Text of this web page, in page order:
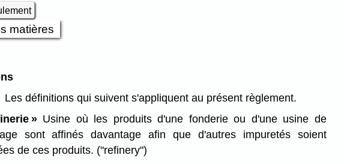
matières
Les définitions qui suivent s'appliquent au présent règlement.
»Usine où les produits d'une fonderie ou d'une usine de
sont affinés davantage afin que d'autres impuretés soient
de ces produits. ("refinery")